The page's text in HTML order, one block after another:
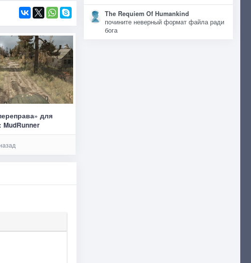
для
MudRunner
The Requiem Of Humankind
почините неверный формат файла ради
бога